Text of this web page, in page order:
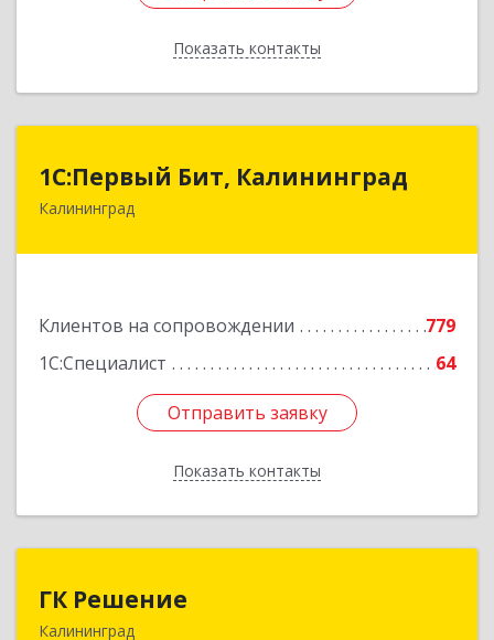
Показать контакты
Назад
1С:Первый Бит, Калининград
Калининград
Клиентов на сопровождении
779
1С:Специалист
64
Отправить заявку
Показать контакты
1С:Первый Бит, Калининград
236006, Калининградская обл, Калининград г,
Отправить заявку
Назад
ГК Решение
Калининград
236038, Калининградская обл, Калининград г,